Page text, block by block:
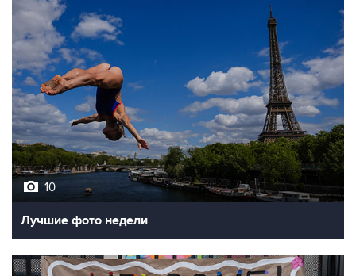
10
Лучшие фото недели